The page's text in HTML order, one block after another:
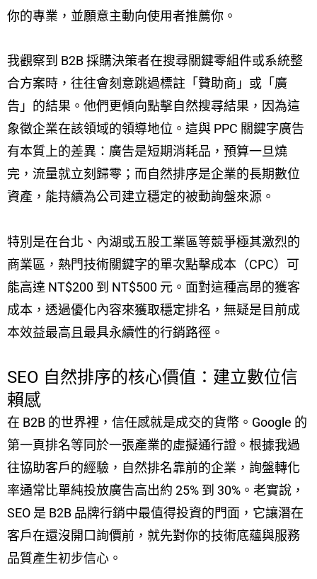
你的專業，並願意主動向使用者推薦你。
我觀察到 B2B 採購決策者在搜尋關鍵零組件或系統整
合方案時，往往會刻意跳過標註「贊助商」或「廣
告」的結果。他們更傾向點擊自然搜尋結果，因為這
象徵企業在該領域的領導地位。這與 PPC 關鍵字廣告
有本質上的差異：廣告是短期消耗品，預算一旦燒
完，流量就立刻歸零；而自然排序是企業的長期數位
資產，能持續為公司建立穩定的被動詢盤來源。
特別是在台北、內湖或五股工業區等競爭極其激烈的
商業區，熱門技術關鍵字的單次點擊成本（CPC）可
能高達 NT$200 到 NT$500 元。面對這種高昂的獲客
成本，透過優化內容來獲取穩定排名，無疑是目前成
本效益最高且最具永續性的行銷路徑。
SEO 自然排序的核心價值：建立數位信
賴感
在 B2B 的世界裡，信任感就是成交的貨幣。Google 的
第一頁排名等同於一張產業的虛擬通行證。根據我過
往協助客戶的經驗，自然排名靠前的企業，詢盤轉化
率通常比單純投放廣告高出約 25% 到 30%。老實說，
SEO 是 B2B 品牌行銷中最值得投資的門面，它讓潛在
客戶在還沒開口詢價前，就先對你的技術底蘊與服務
品質產生初步信心。